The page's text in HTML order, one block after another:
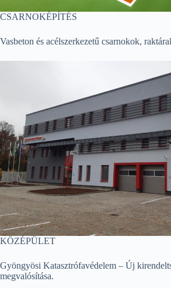
CSARNOKÉPÍTÉS
Vasbeton és acélszerkezetű csarnokok,
KÖZÉPÜLET
Gyöngyösi Katasztrófavédelem – Új
megvalósítása.